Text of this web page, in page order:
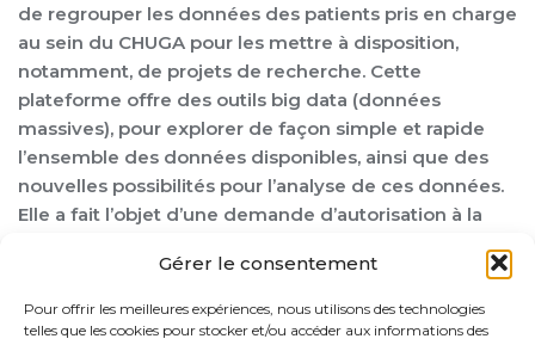
Gérer le consentement
Pour offrir les meilleures expériences, nous utilisons des technologies
telles que les cookies pour stocker et/ou accéder aux informations des
de regrouper les données des patients pris en charge
au sein du CHUGA pour les mettre à disposition,
notamment, de projets de recherche. Cette
plateforme offre des outils big data (données
massives), pour explorer de façon simple et rapide
l’ensemble des données disponibles, ainsi que des
nouvelles possibilités pour l’analyse de ces données.
Elle a fait l’objet d’une demande d’autorisation à la
de: la mise en œuvre de méthodes d’IA telles que
l’apprentissage machine sur les données de l’EDS, le
développement de preuves de concepts, le